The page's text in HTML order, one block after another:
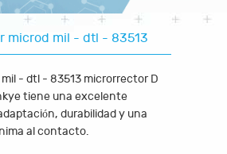
microd mil - dtl - 83513
mil - dtl - 83513 microrrector D
tiene una excelente
durabilidad y una
al contacto.